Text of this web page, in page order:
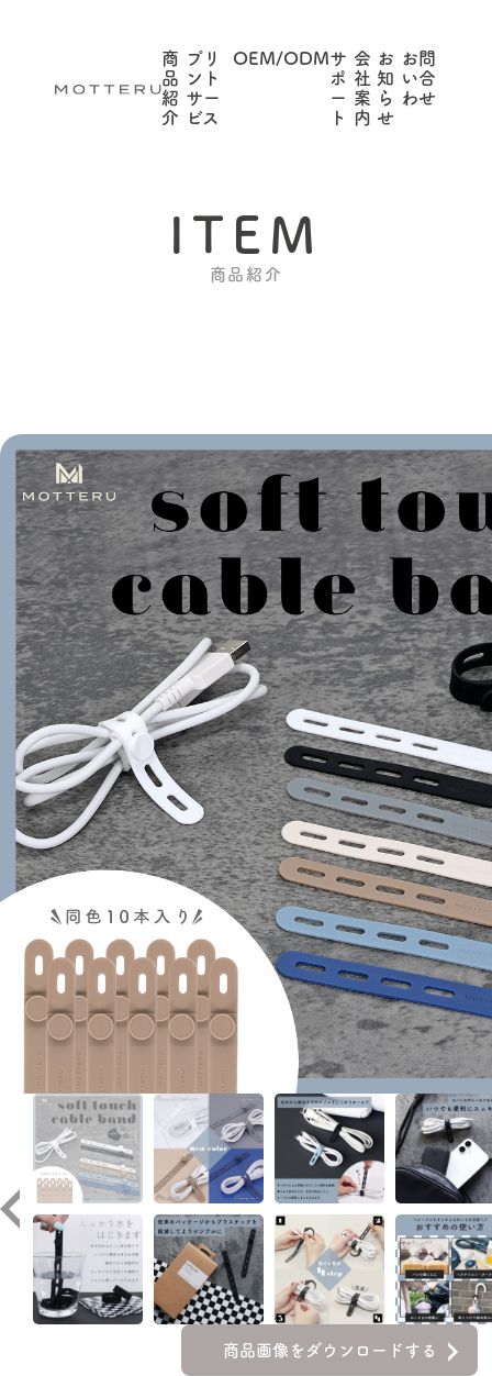
商
品
紹
介
プリ
ント
サー
ビス
OEM/ODMサ
ポ
ー
ト
会
社
案
内
お
知
ら
せ
お問
い合
わせ
ITEM
商品紹介
商品画像をダウンロードする